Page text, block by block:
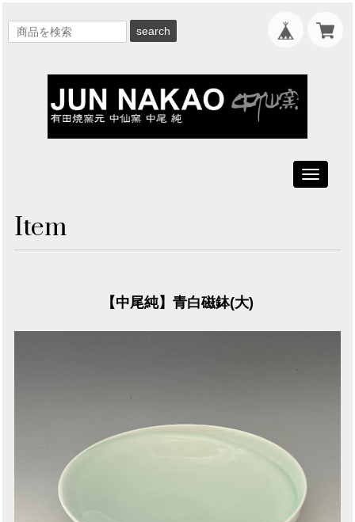
search
Toggle
Item
【中尾純】青白磁鉢(大)